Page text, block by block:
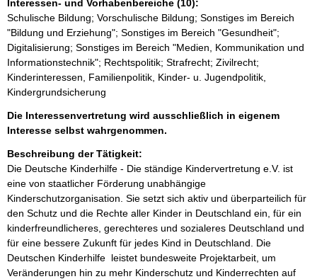
Interessen- und Vorhabenbereiche (10):
Schulische Bildung; Vorschulische Bildung; Sonstiges im Bereich
"Bildung und Erziehung"; Sonstiges im Bereich "Gesundheit";
Digitalisierung; Sonstiges im Bereich "Medien, Kommunikation und
Informationstechnik"; Rechtspolitik; Strafrecht; Zivilrecht;
Kinderinteressen, Familienpolitik, Kinder- u. Jugendpolitik,
Kindergrundsicherung
Die Interessenvertretung wird ausschließlich in eigenem
Interesse selbst wahrgenommen.
Beschreibung der Tätigkeit:
Die Deutsche Kinderhilfe - Die ständige Kindervertretung e.V. ist
eine von staatlicher Förderung unabhängige
Kinderschutzorganisation. Sie setzt sich aktiv und überparteilich für
den Schutz und die Rechte aller Kinder in Deutschland ein, für ein
kinderfreundlicheres, gerechteres und sozialeres Deutschland und
für eine bessere Zukunft für jedes Kind in Deutschland. Die
Deutschen Kinderhilfe  leistet bundesweite Projektarbeit, um
Veränderungen hin zu mehr Kinderschutz und Kinderrechten auf